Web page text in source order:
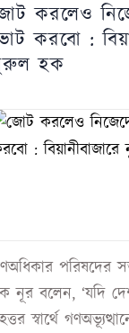
করলেও
করবো :
হক
পরিষদের
নূর বলেন, ‘যদি
স্বার্থে